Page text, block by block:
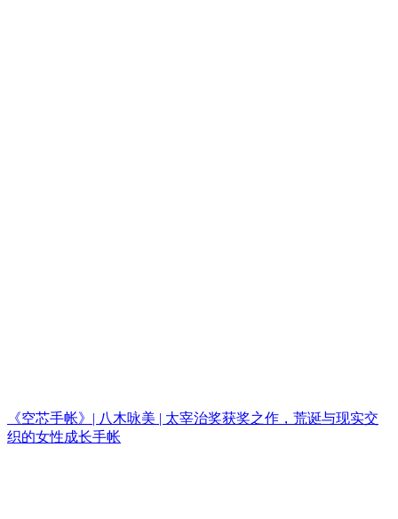
《空芯手帐》| 八木咏美 | 太宰治奖获奖之作，荒诞与现实交
织的女性成长手帐